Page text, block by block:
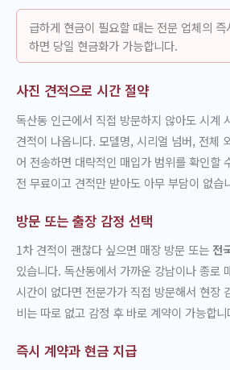
급하게 현금이 필요할 때는 전문 업체의
하면 당일 현금화가 가능합니다.
사진 견적으로 시간 절약
독산동 인근에서 직접 방문하지 않아도 시계
견적이 나옵니다. 모델명, 시리얼 넘버, 전체
어 전송하면 대략적인 매입가 범위를 확인할
전 무료이고 견적만 받아도 아무 부담이 없습
방문 또는 출장 감정 선택
1차 견적이 괜찮다 싶으면 매장 방문 또는전
있습니다. 독산동에서 가까운 강남이나 종로
시간이 없다면 전문가가 직접 방문해서 현장
비는 따로 없고 감정 후 바로 계약이 가능합니
즉시 계약과 현금 지급